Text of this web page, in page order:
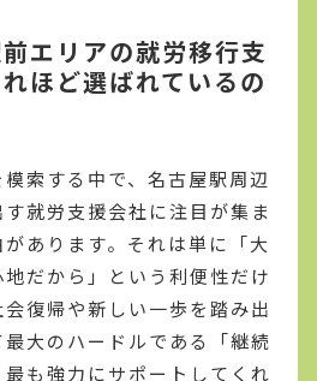
エリアの就労移行支
ほど選ばれているの
索する中で、名古屋駅周辺
就労支援会社に注目が集ま
あります。それは単に「大
だから」という利便性だけ
復帰や新しい一歩を踏み出
大のハードルである「継続
も強力にサポートしてくれ